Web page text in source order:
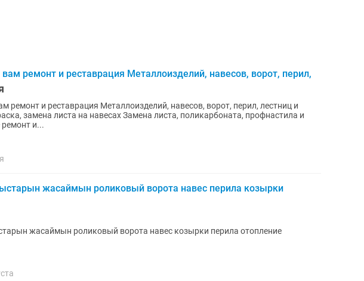
ремонт и реставрация Металлоизделий, навесов, ворот, перил,
ремонт и реставрация Металлоизделий, навесов, ворот, перил, лестниц и
же ремонт и...
жасаймын роликовый ворота навес перила козырки
жасаймын роликовый ворота навес козырки перила отопление